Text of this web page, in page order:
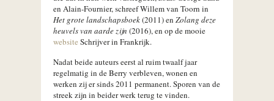
en Alain-Fournier, schreef Willem van Toorn in
Het grote landschapsboek(2011) en Zolang deze
heuvels van aarde zijn (2016), en op de mooie
website Schrijver in Frankrijk.
Nadat beide auteurs eerst al ruim twaalf jaar
regelmatig in de Berry verbleven, wonen en
werken zij er sinds 2011 permanent. Sporen van de
streek zijn in beider werk terug te vinden.